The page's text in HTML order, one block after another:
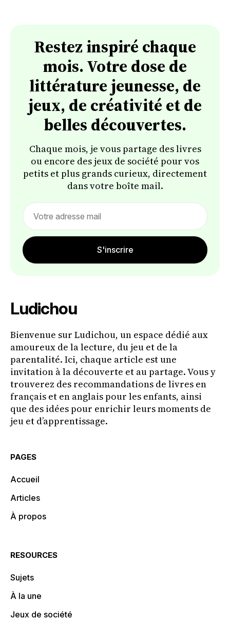
Restez inspiré chaque
mois. Votre dose de
littérature jeunesse, de
jeux, de créativité et de
belles découvertes.
Chaque mois, je vous partage des livres
ou encore des jeux de société pour vos
petits et plus grands curieux, directement
dans votre boîte mail.
S'inscrire
Ludichou
Bienvenue sur Ludichou, un espace dédié aux
amoureux de la lecture, du jeu et de la
parentalité. Ici, chaque article est une
invitation à la découverte et au partage. Vous y
trouverez des recommandations de livres en
français et en anglais pour les enfants, ainsi
que des idées pour enrichir leurs moments de
jeu et d’apprentissage.
PAGES
Accueil
Articles
À propos
RESOURCES
Sujets
À la une
Jeux de société